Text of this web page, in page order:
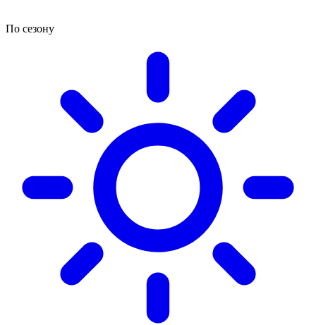
По сезону